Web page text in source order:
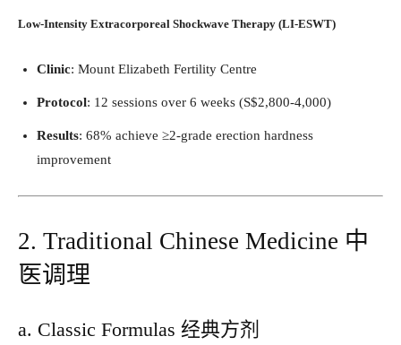
Low-Intensity Extracorporeal Shockwave Therapy (LI-ESWT)​
Clinic: Mount Elizabeth Fertility Centre
Protocol: 12 sessions over 6 weeks (S$2,800-4,000)
Results: 68% achieve ≥2-grade erection hardness
improvement
2. Traditional Chinese Medicine 中
医调理
a. Classic Formulas 经典方剂